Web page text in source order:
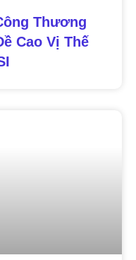
Thương
Cao Vị Thế